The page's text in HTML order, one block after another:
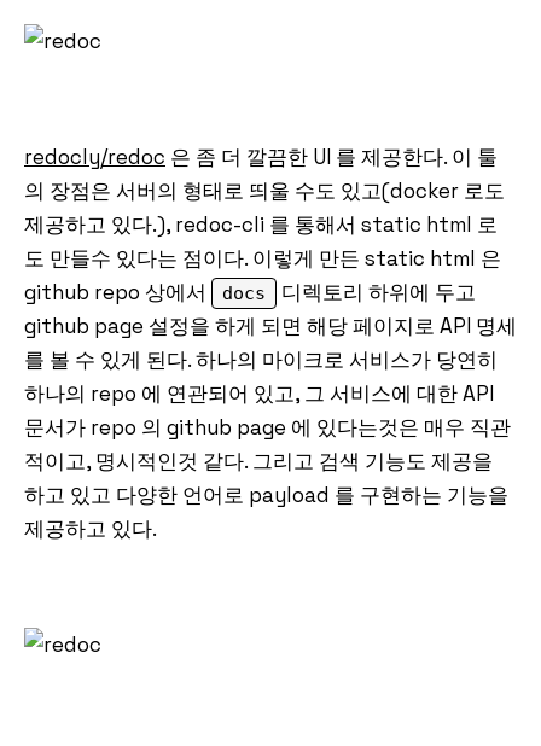
redocly/redoc 은 좀 더 깔끔한 UI 를 제공한다. 이 툴
의 장점은 서버의 형태로 띄울 수도 있고(docker 로도
제공하고 있다.), redoc-cli 를 통해서 static html 로
도 만들수 있다는 점이다. 이렇게 만든 static html 은
github repo 상에서
docs
디렉토리 하위에 두고
github page 설정을 하게 되면 해당 페이지로 API 명세
를 볼 수 있게 된다. 하나의 마이크로 서비스가 당연히
하나의 repo 에 연관되어 있고, 그 서비스에 대한 API
문서가 repo 의 github page 에 있다는것은 매우 직관
적이고, 명시적인것 같다. 그리고 검색 기능도 제공을
하고 있고 다양한 언어로 payload 를 구현하는 기능을
제공하고 있다.